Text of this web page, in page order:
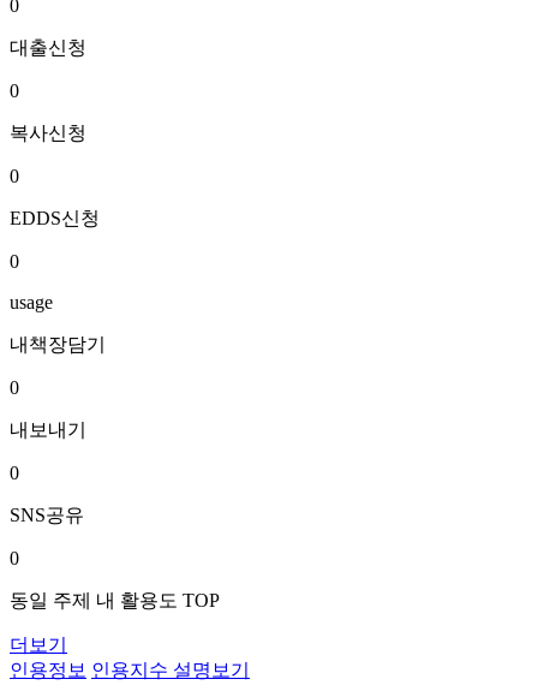
0
대출신청
0
복사신청
0
EDDS신청
0
usage
내책장담기
0
내보내기
0
SNS공유
0
동일 주제 내 활용도 TOP
더보기
인용정보 인용지수 설명보기